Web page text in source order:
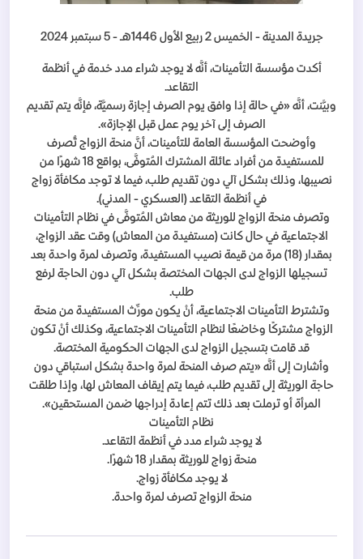
جريدة المدينة - الخميس 2 ربيع الأول 1446هـ - 5 سبتمبر 2024
أكدت مؤسسة التأمينات، أنَّه لا يوجد شراء مدد خدمة في أنظمة
التقاعد.
وبيَّنت، أنَّه «في حالة إذا وافق يوم الصرف إجازة رسميَّة، فإنَّه يتم تقديم
الصرف إلى آخر يوم عمل قبل الإجازة».
وأوضحت المؤسسة العامة للتأمينات، أنَّ منحة الزواج تُصرف
للمستفيدة من أفراد عائلة المشترك المُتوفَّى، بواقع 18 شهرًا من
نصيبها، وذلك بشكل آلي دون تقديم طلب، فيما لا توجد مكافأة زواج
في أنظمة التقاعد (العسكري - المدني).
وتصرف منحة الزواج للوريثة من معاش المُتوفَّى في نظام التأمينات
الاجتماعية في حال كانت (مستفيدة من المعاش) وقت عقد الزواج،
بمقدار (18) مرة من قيمة نصيب المستفيدة، وتصرف لمرة واحدة بعد
تسجيلها الزواج لدى الجهات المختصة بشكل آلي دون الحاجة لرفع
طلب.
وتشترط التأمينات الاجتماعية، أنْ يكون مورِّث المستفيدة من منحة
الزواج مشتركًا وخاضعًا لنظام التأمينات الاجتماعية، وكذلك أنْ تكون
قد قامت بتسجيل الزواج لدى الجهات الحكومية المختصة.
وأشارت إلى أنَّه «يتم صرف المنحة لمرة واحدة بشكل استباقي دون
حاجة الوريثة إلى تقديم طلب، فيما يتم إيقاف المعاش لها، وإذا طلقت
المرأة أو ترملت بعد ذلك تتم إعادة إدراجها ضمن المستحقين».
نظام التأمينات
لا يوجد شراء مدد في أنظمة التقاعد.
منحة زواج للوريثة بمقدار 18 شهرًا.
لا يوجد مكافأة زواج.
منحة الزواج تصرف لمرة واحدة.